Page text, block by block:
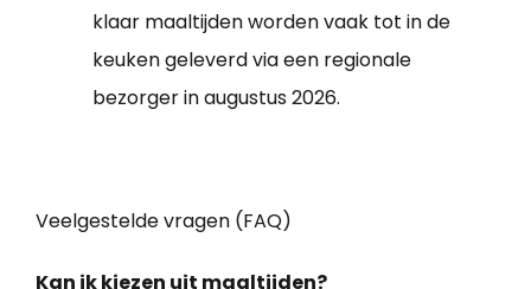
klaar maaltijden worden vaak tot in de
keuken geleverd via een regionale
bezorger in augustus 2026.
Veelgestelde vragen (FAQ)
Kan ik kiezen uit maaltijden?